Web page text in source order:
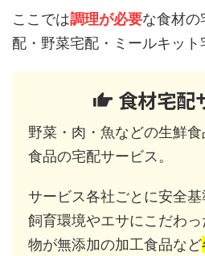
ここでは調理が必要な食材の
配・野菜宅配・ミールキット
食材宅配
野菜・肉・魚などの生鮮
食品の宅配サービス。
サービス各社ごとに安全基
飼育環境やエサにこだわ
物が無添加の加工食品など